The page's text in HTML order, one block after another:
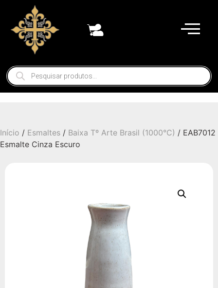
Início / Esmaltes / Baixa Tº Arte Brasil (1000°C) / EAB7012
Esmalte Cinza Escuro